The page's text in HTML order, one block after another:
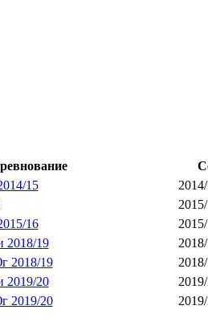
15
16
2018/19
2018/19
2019/20
2019/20